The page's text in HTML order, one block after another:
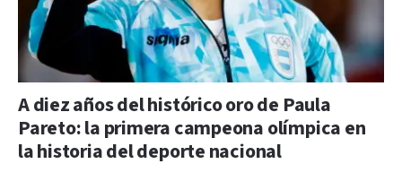
A diez años del histórico oro de Paula
Pareto: la primera campeona olímpica en
la historia del deporte nacional